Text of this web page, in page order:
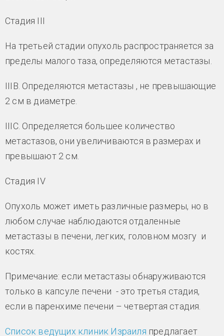
Стадия III
На третьей стадии опухоль распространяется за
пределы малого таза, определяются метастазы.
IIIB. Определяются метастазы , не превышающие
2 см в диаметре.
IIIC. Определяется большее количество
метастазов, они увеличиваются в размерах и
превышают 2 см.
Стадия IV
Опухоль может иметь различные размеры, но в
любом случае наблюдаются отдаленные
метастазы в печени, легких, головном мозгу и
костях.
Примечание: если метастазы обнаруживаются
только в капсуле печени - это третья стадия,
если в паренхиме печени – четвертая стадия.
Список ведущих клиник Израиля предлагает